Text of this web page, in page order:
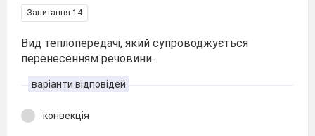
Запитання 14
Вид теплопередачі, який супроводжується
перенесенням речовини.
варіанти відповідей
конвекція